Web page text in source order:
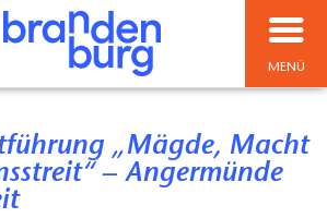
MENÜ
– Angermünde